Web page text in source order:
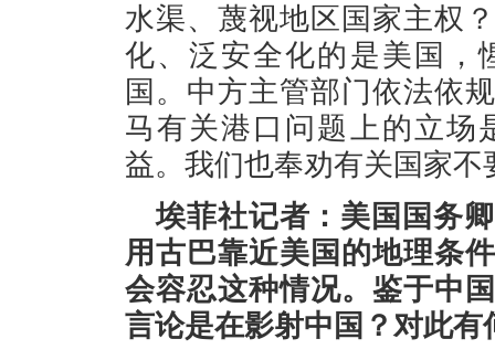
水渠、蔑视地区国家主权
化、泛安全化的是美国，
国。中方主管部门依法依
马有关港口问题上的立场
益。我们也奉劝有关国家
埃菲社记者：美国国务
用古巴靠近美国的地理条
会容忍这种情况。鉴于中
言论是在影射中国？对此有